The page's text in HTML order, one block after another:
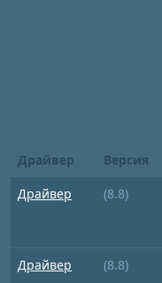
Драйвер Версия
Драйвер
(8.8)
Драйвер (8.8)